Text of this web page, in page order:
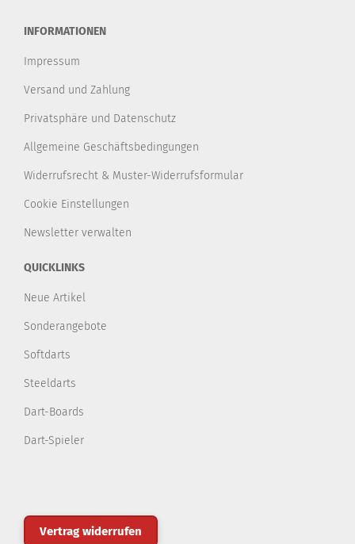
INFORMATIONEN
Impressum
Versand und Zahlung
Privatsphäre und Datenschutz
Allgemeine Geschäftsbedingungen
Widerrufsrecht & Muster-Widerrufsformular
Cookie Einstellungen
Newsletter verwalten
QUICKLINKS
Neue Artikel
Sonderangebote
Softdarts
Steeldarts
Dart-Boards
Dart-Spieler
Vertrag widerrufen